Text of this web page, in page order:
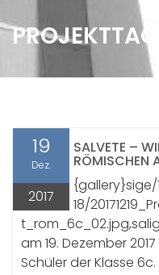
PROJEKTTAG
19
Dez.
2017
SALVETE –
RÖMISCHEN
{gallery}sige/
18/
am 19. Dezember
Schüler der Klasse